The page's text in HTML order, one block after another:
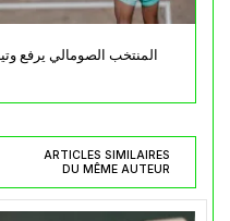
المنتخب الصومالي يرفع
ARTICLES SIMILAIRES
DU MÊME AUTEUR